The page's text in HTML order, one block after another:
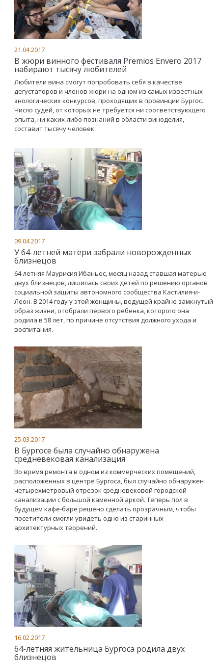
21.04.2017
В жюри винного фестиваля Premios Envero 2017
набирают тысячу любителей
Любители вина смогут попробовать себя в качестве
дегустаторов и членов жюри на одном из самых известных
энологических конкурсов, проходящих в провинции Бургос.
Число судей, от которых не требуется ни соответствующего
опыта, ни каких-либо познаний в области виноделия,
составит тысячу человек.
09.04.2017
У 64-летней матери забрали новорожденных
близнецов
64-летняя Маурисия Ибаньес, месяц назад ставшая матерью
двух близнецов, лишилась своих детей по решению органов
социальной защиты автономного сообщества Кастилия-и-
Леон. В 2014 году у этой женщины, ведущей крайне замкнутый
образ жизни, отобрали первого ребенка, которого она
родила в 58 лет, по причине отсутствия должного ухода и
воспитания.
25.03.2017
В Бургосе была случайно обнаружена
средневековая канализация
Во время ремонта в одном из коммерческих помещений,
расположенных в центре Бургоса, был случайно обнаружен
четырехметровый отрезок средневековой городской
канализации с большой каменной аркой. Теперь пол в
будущем кафе-баре решено сделать прозрачным, чтобы
посетители смогли увидеть одно из старинных
архитектурных творений.
16.02.2017
64-летняя жительница Бургоса родила двух
близнецов